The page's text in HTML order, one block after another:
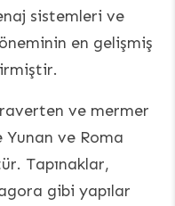
sistemleri ve
en gelişmiş
ve mermer
Yunan ve Roma
Tapınaklar,
gibi yapılar